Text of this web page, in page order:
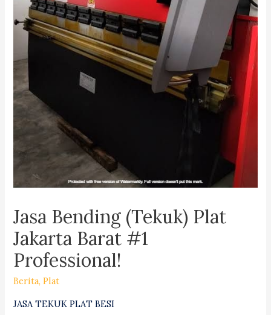
Jasa Bending (Tekuk) Plat
Jakarta Barat #1
Professional!
Berita,Plat
JASA TEKUK PLAT BESI